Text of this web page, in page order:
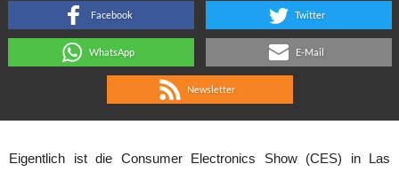
Facebook Twitter
WhatsApp E-Mail
Newsletter
Eigentlich ist die Consumer Electronics Show (CES) in Las